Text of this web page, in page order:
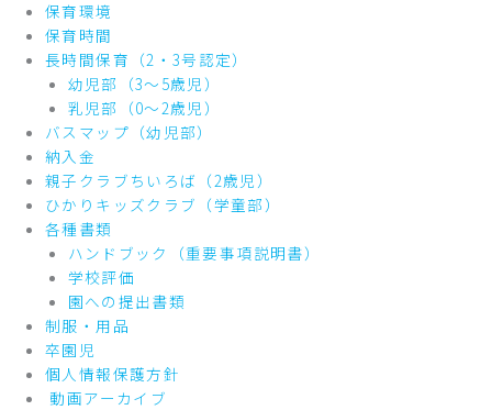
保育環境
保育時間
長時間保育（2・3号認定）
幼児部（3～5歳児）
乳児部（0～2歳児）
バスマップ（幼児部）
納入金
親子クラブちいろば（2歳児）
ひかりキッズクラブ（学童部）
各種書類
ハンドブック（重要事項説明書）
学校評価
園への提出書類
制服・用品
卒園児
個人情報保護方針
動画アーカイブ